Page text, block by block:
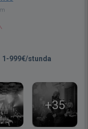
1-999€/stunda
+35